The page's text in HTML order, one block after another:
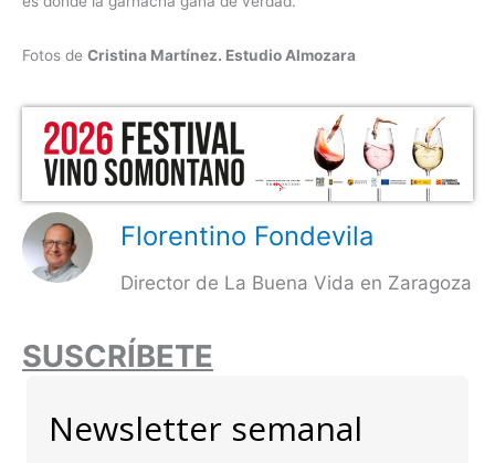
Fotos de Cristina Martínez. Estudio Almozara
Florentino Fondevila
Director de La Buena Vida en Zaragoza
SUSCRÍBETE
Newsletter semanal